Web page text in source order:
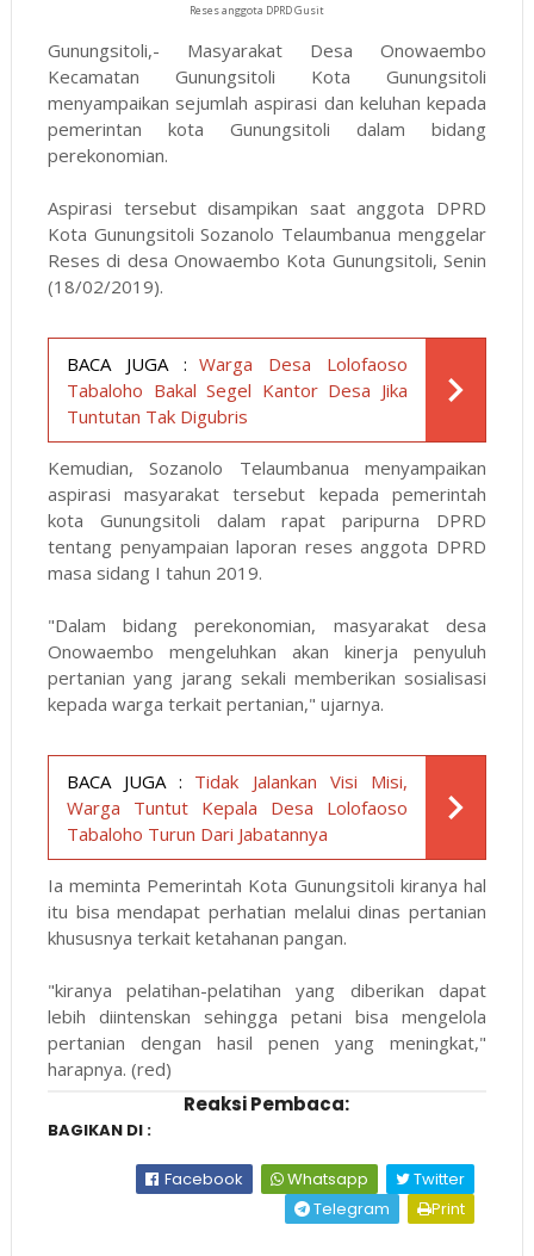
Reses anggota DPRD Gusit
Gunungsitoli,- Masyarakat Desa Onowaembo
Kecamatan Gunungsitoli Kota Gunungsitoli
menyampaikan sejumlah aspirasi dan keluhan kepada
pemerintan kota Gunungsitoli dalam bidang
perekonomian.
Aspirasi tersebut disampikan saat anggota DPRD
Kota Gunungsitoli Sozanolo Telaumbanua menggelar
Reses di desa Onowaembo Kota Gunungsitoli, Senin
(18/02/2019).
BACA JUGA : Warga Desa Lolofaoso
Tabaloho Bakal Segel Kantor Desa Jika
Tuntutan Tak Digubris
Kemudian, Sozanolo Telaumbanua menyampaikan
aspirasi masyarakat tersebut kepada pemerintah
kota Gunungsitoli dalam rapat paripurna DPRD
tentang penyampaian laporan reses anggota DPRD
masa sidang I tahun 2019.
"Dalam bidang perekonomian, masyarakat desa
Onowaembo mengeluhkan akan kinerja penyuluh
pertanian yang jarang sekali memberikan sosialisasi
kepada warga terkait pertanian," ujarnya.
BACA JUGA : Tidak Jalankan Visi Misi,
Warga Tuntut Kepala Desa Lolofaoso
Tabaloho Turun Dari Jabatannya
Ia meminta Pemerintah Kota Gunungsitoli kiranya hal
itu bisa mendapat perhatian melalui dinas pertanian
khususnya terkait ketahanan pangan.
"kiranya pelatihan-pelatihan yang diberikan dapat
lebih diintenskan sehingga petani bisa mengelola
pertanian dengan hasil penen yang meningkat,"
harapnya. (red)
Reaksi Pembaca:
BAGIKAN DI :
Facebook Whatsapp
Twitter
Telegram
Print